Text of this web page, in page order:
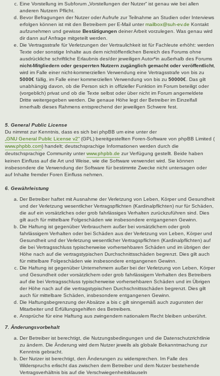
Eine Vorstellung im Subforum „Vorstellungen der Nutzer“ ist genau wie bei allen
anderen Nutzern Pflicht.
Bevor Befragungen der Nutzer oder Aufrufe zur Teilnahme an Studien oder Interviews
erfolgen können ist mit den Betreibern per E-Mail untermailbox@suh-ev.de Kontakt
aufzunehmen und gewisse Bestätigungen deiner Arbeit vorzulegen. Was genau wird
dir dann auf Anfrage mitgeteilt werden.
Die Vertragsstrafe für Verletzungen der Vertraulichkeit ist für Fachleute erhöht: werden
Texte oder sonstige Inhalte aus dem nichtöffentlichen Bereich des Forums ohne
ausdrückliche schriftliche Erlaubnis des/der jeweiligen Autor*in außerhalb des Forums
nicht-Mitgliedern oder gesperrten Nutzern zugänglich gemacht oder veröffentlicht,
wird im Falle einer nicht-kommerziellen Verwendung eine Vertragsstrafe von bis zu
5000€ fällig, im Falle einer kommerziellen Verwendung von bis zu 50000€ . Das gilt
unabhängig davon, ob die Person sich in offizieller Funktion im Forum beteiligt oder
(vorgeblich) privat und ob die Texte selbst oder über nicht im Forum angemeldete
Dritte weitergegeben werden. Die genaue Höhe legt der Betreiber im Einzelfall
innerhalb dieses Rahmens entsprechend der jeweiligen Schwere fest.
5. General Public License
Du nimmst zur Kenntnis, dass es sich bei phpBB um eine unter der
„GNU General Public License v2“ (GPL) bereitgestellten Foren-Software von phpBB Limited (
www.phpbb.com) handelt; deutschsprachige Informationen werden durch die
deutschsprachige Community unterwww.phpbb.de zur Verfügung gestellt. Beide haben
keinen Einfluss auf die Art und Weise, wie die Software verwendet wird. Sie können
insbesondere die Verwendung der Software für bestimmte Zwecke nicht untersagen oder
auf Inhalte fremder Foren Einfluss nehmen.
6. Gewährleistung
Der Betreiber haftet mit Ausnahme der Verletzung von Leben, Körper und Gesundheit
und der Verletzung wesentlicher Vertragspflichten (Kardinalpflichten) nur für Schäden,
die auf ein vorsätzliches oder grob fahrlässiges Verhalten zurückzuführen sind. Dies
gilt auch für mittelbare Folgeschäden wie insbesondere entgangenen Gewinn.
Die Haftung ist gegenüber Verbrauchern außer bei vorsätzlichem oder grob
fahrlässigem Verhalten oder bei Schäden aus der Verletzung von Leben, Körper und
Gesundheit und der Verletzung wesentlicher Vertragspflichten (Kardinalpflichten) auf
die bei Vertragsschluss typischerweise vorhersehbaren Schäden und im übrigen der
Höhe nach auf die vertragstypischen Durchschnittsschäden begrenzt. Dies gilt auch
für mittelbare Folgeschäden wie insbesondere entgangenen Gewinn.
Die Haftung ist gegenüber Unternehmern außer bei der Verletzung von Leben, Körper
und Gesundheit oder vorsätzlichem oder grob fahrlässigem Verhalten des Betreibers
auf die bei Vertragsschluss typischerweise vorhersehbaren Schäden und im Übrigen
der Höhe nach auf die vertragstypischen Durchschnittsschäden begrenzt. Dies gilt
auch für mittelbare Schäden, insbesondere entgangenen Gewinn.
Die Haftungsbegrenzung der Absätze a bis c gilt sinngemäß auch zugunsten der
Mitarbeiter und Erfüllungsgehilfen des Betreibers.
Ansprüche für eine Haftung aus zwingendem nationalem Recht bleiben unberührt.
7. Änderungsvorbehalt
Der Betreiber ist berechtigt, die Nutzungsbedingungen und die Datenschutzrichtlinie
zu ändern. Die Änderung wird dem Nutzer jeweils als globale Bekanntmachung zur
Kenntnis gebracht.
Der Nutzer ist berechtigt, den Änderungen zu widersprechen. Im Falle des
Widerspruchs erlischt das zwischen dem Betreiber und dem Nutzer bestehende
Vertragsverhältnis bis auf die Verschwiegenheitsklauseln